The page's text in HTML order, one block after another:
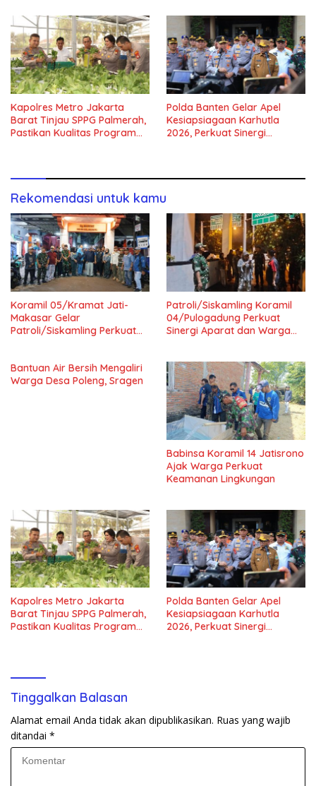
Kapolres Metro Jakarta
Barat Tinjau SPPG Palmerah,
Pastikan Kualitas Program
Polda Banten Gelar Apel
Kesiapsiagaan Karhutla
2026, Perkuat Sinergi
Rekomendasi untuk kamu
Koramil 05/Kramat Jati-
Makasar Gelar
Patroli/Siskamling Perkuat
Patroli/Siskamling Koramil
04/Pulogadung Perkuat
Sinergi Aparat dan Warga
Bantuan Air Bersih Mengaliri
Warga Desa Poleng, Sragen
Babinsa Koramil 14 Jatisrono
Ajak Warga Perkuat
Keamanan Lingkungan
Kapolres Metro Jakarta
Barat Tinjau SPPG Palmerah,
Pastikan Kualitas Program
Polda Banten Gelar Apel
Kesiapsiagaan Karhutla
2026, Perkuat Sinergi
Tinggalkan Balasan
Alamat email Anda tidak akan dipublikasikan. Ruas yang wajib
ditandai *